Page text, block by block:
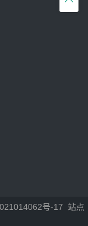
号-17 站点